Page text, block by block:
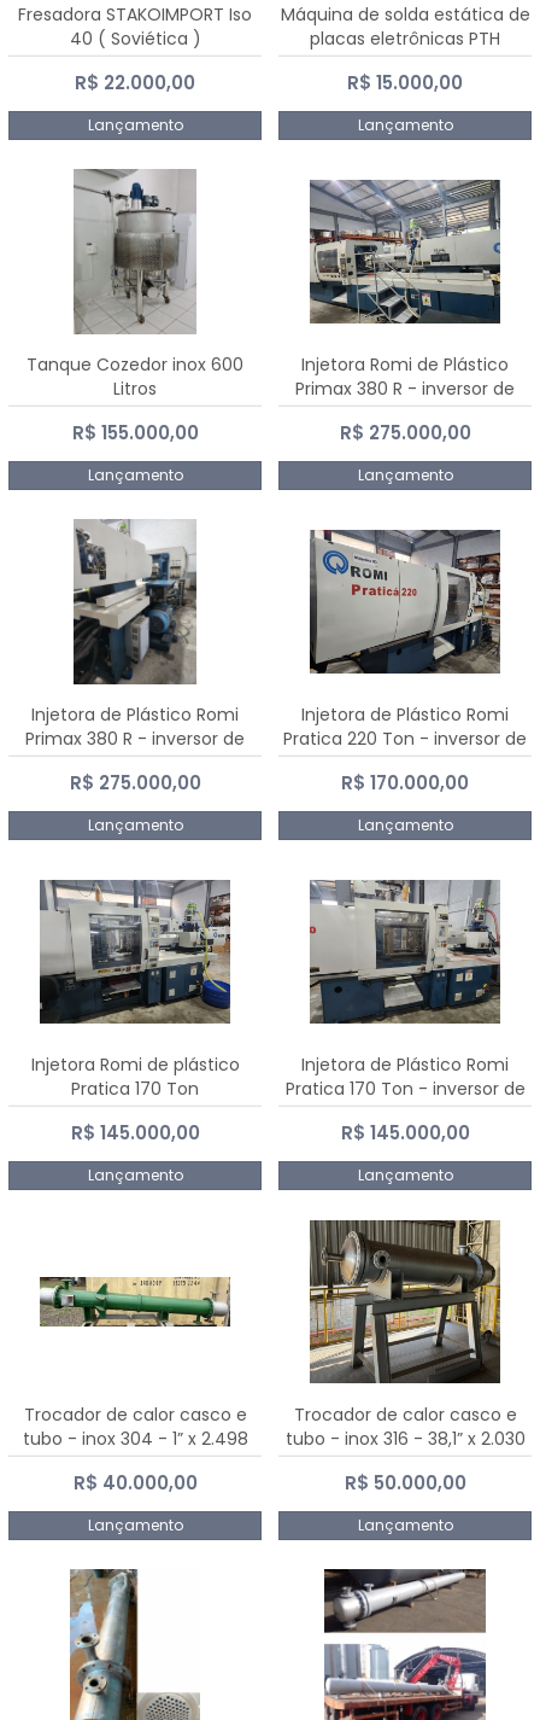
Fresadora STAKOIMPORT Iso
40 ( Soviética )
R$ 22.000,00
Lançamento
Máquina de solda estática de
placas eletrônicas PTH
DIALSAT
R$ 15.000,00
Lançamento
Tanque Cozedor inox 600
Litros
R$ 155.000,00
Lançamento
Injetora Romi de Plástico
Primax 380 R - inversor de
frequência NR 12 - 2008
R$ 275.000,00
Lançamento
Injetora de Plástico Romi
Primax 380 R - inversor de
frequência NR 12
R$ 275.000,00
Lançamento
Injetora de Plástico Romi
Pratica 220 Ton - inversor de
frequência NR 12
R$ 170.000,00
Lançamento
Injetora Romi de plástico
Pratica 170 Ton
R$ 145.000,00
Lançamento
Injetora de Plástico Romi
Pratica 170 Ton - inversor de
frequência NR 12
R$ 145.000,00
Lançamento
Trocador de calor casco e
tubo - inox 304 - 1” x 2.498
mm
R$ 40.000,00
Lançamento
Trocador de calor casco e
tubo - inox 316 - 38,1” x 2.030
mm
R$ 50.000,00
Lançamento